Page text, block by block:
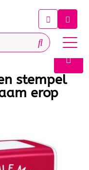
chatbot voor
stempel
erop